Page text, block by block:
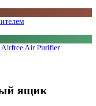
Airfree Air Purifier
ящик